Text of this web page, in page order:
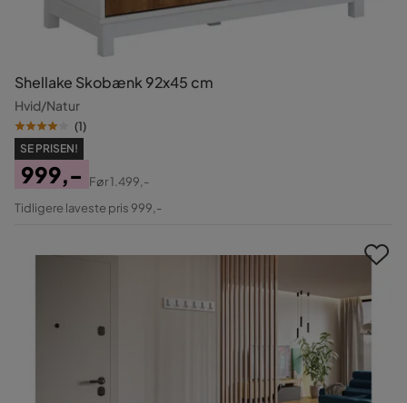
Shellake Skobænk 92x45 cm
Hvid/Natur
(1)
SE PRISEN!
Pris
999,-
Original
Før1.499,-
Tidligere laveste pris 999,-